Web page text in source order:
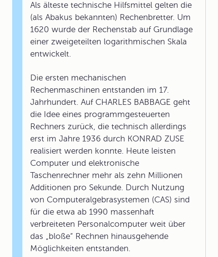
Als älteste technische Hilfsmittel gelten die
(als Abakus bekannten) Rechenbretter. Um
1620 wurde der Rechenstab auf Grundlage
einer zweigeteilten logarithmischen Skala
entwickelt.
Die ersten mechanischen
Rechenmaschinen entstanden im 17.
Jahrhundert. Auf CHARLES BABBAGE geht
die Idee eines programmgesteuerten
Rechners zurück, die technisch allerdings
erst im Jahre 1936 durch KONRAD ZUSE
realisiert werden konnte. Heute leisten
Computer und elektronische
Taschenrechner mehr als zehn Millionen
Additionen pro Sekunde. Durch Nutzung
von Computeralgebrasystemen (CAS) sind
für die etwa ab 1990 massenhaft
verbreiteten Personalcomputer weit über
das „bloße“ Rechnen hinausgehende
Möglichkeiten entstanden.